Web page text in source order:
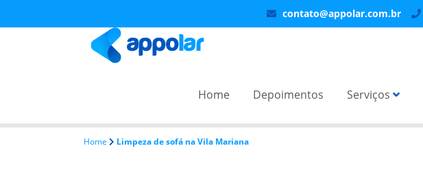
contato@appolar.com.br
Home Depoimentos Serviços
Home Limpeza de sofá na Vila Mariana